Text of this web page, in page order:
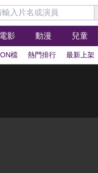
電影 動漫 兒童
檔 熱門排行 最新上架